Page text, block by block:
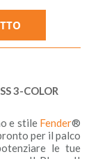
3-COLOR
e stile Fender®
per il palco
le tue